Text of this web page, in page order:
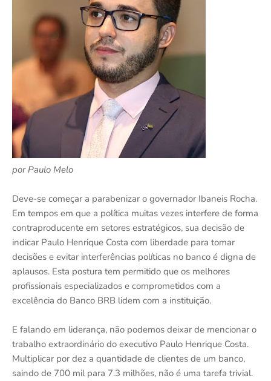
por Paulo Melo
Deve-se começar a parabenizar o governador Ibaneis Rocha.
Em tempos em que a política muitas vezes interfere de forma
contraproducente em setores estratégicos, sua decisão de
indicar Paulo Henrique Costa com liberdade para tomar
decisões e evitar interferências políticas no banco é digna de
aplausos. Esta postura tem permitido que os melhores
profissionais especializados e comprometidos com a
excelência do Banco BRB lidem com a instituição.
E falando em liderança, não podemos deixar de mencionar o
trabalho extraordinário do executivo Paulo Henrique Costa.
Multiplicar por dez a quantidade de clientes de um banco,
saindo de 700 mil para 7.3 milhões, não é uma tarefa trivial.